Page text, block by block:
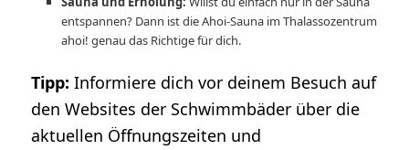
entspannen? Dann ist die Ahoi-Sauna im Thalassozentrum
ahoi! genau das Richtige für dich.
Tipp: Informiere dich vor deinem Besuch auf
den Websites der Schwimmbäder über die
aktuellen Öffnungszeiten und